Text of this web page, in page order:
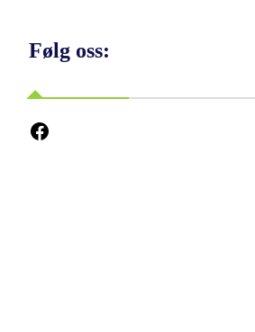
Følg oss:
Facebook